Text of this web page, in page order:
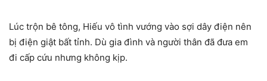
Lúc trộn bê tông, Hiếu vô tình vướng vào sợi dây điện nên
bị điện giật bất tỉnh. Dù gia đình và người thân đã đưa em
đi cấp cứu nhưng không kịp.